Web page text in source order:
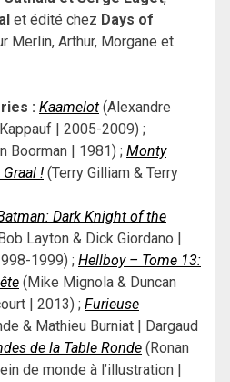
et édité chez Days of
Merlin, Arthur, Morgane et
: Kaamelot (Alexandre
| 2005-2009) ;
Boorman | 1981) ; Monty
! (Terry Gilliam & Terry
Dark Knight of the
Layton & Dick Giordano |
1999) ; Hellboy – Tome 13:
(Mike Mignola & Duncan
| 2013) ; Furieuse
& Mathieu Burniat | Dargaud
de la Table Ronde (Ronan
de monde à l’illustration |